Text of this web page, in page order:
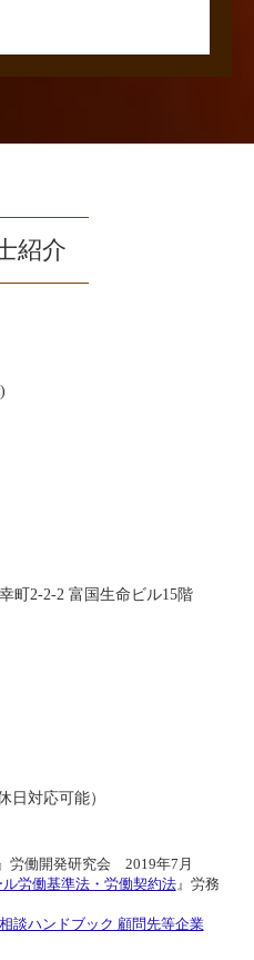
紹介
町2-2-2 富国生命ビル15階
対応可能）
労働開発研究会 2019年7月
労働基準法・労働契約法』労務
談ハンドブック 顧問先等企業